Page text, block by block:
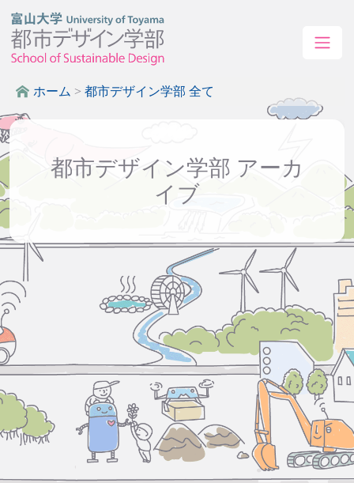
ホーム > 都市デザイン学部 全て
都市デザイン学部 アーカ
イブ